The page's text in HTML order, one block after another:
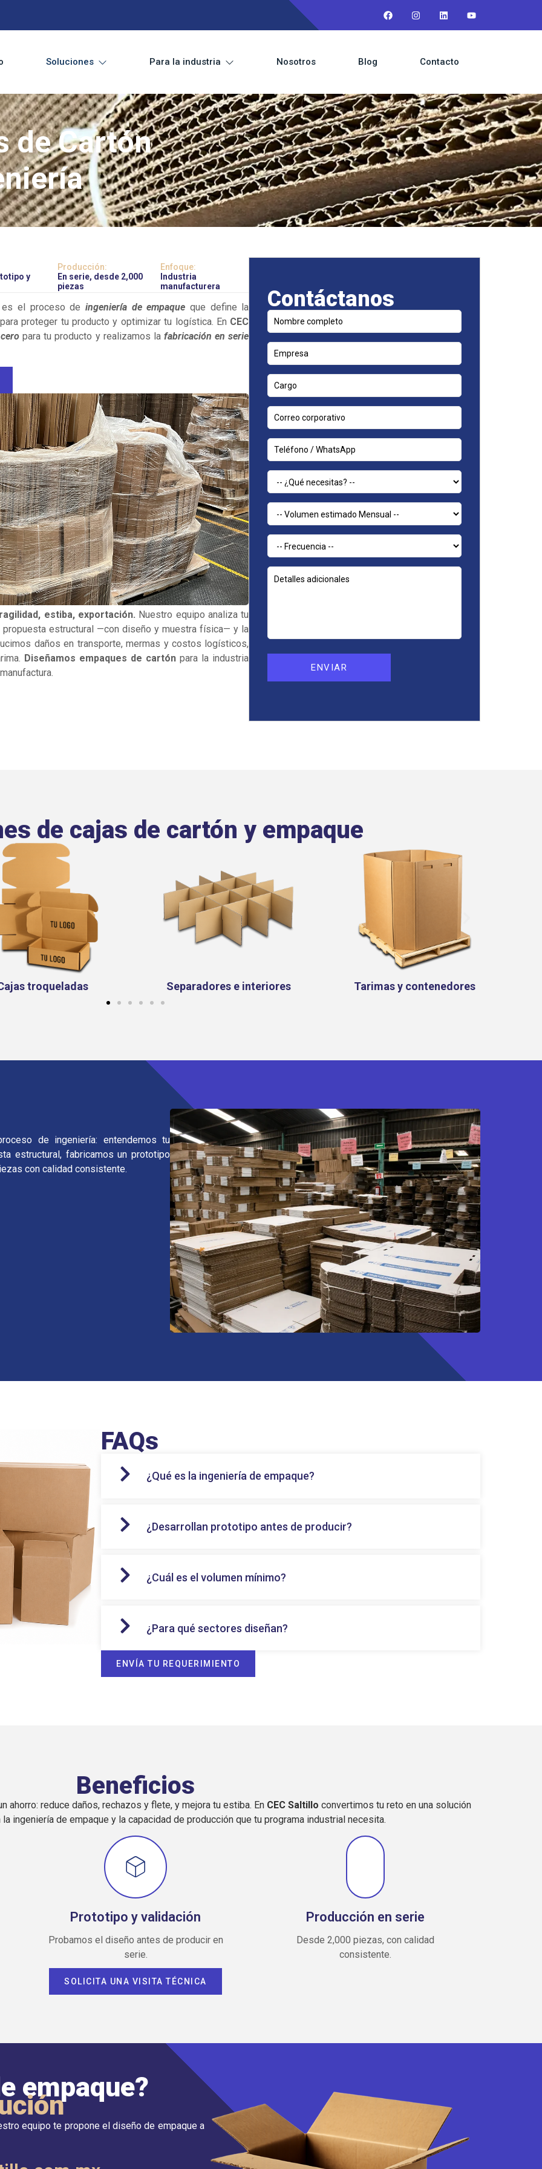
Soluciones Para la industria Nosotros Blog Contacto
de Cartón
y
Producción:
En serie, desde 2,000
piezas
Enfoque:
Industria
manufacturera
es el proceso de ingeniería de empaque que define la
proteger tu producto y optimizar tu logística. En CEC
para tu producto y realizamos lafabricación en serie
estiba, exportación. Nuestro equipo analiza tu
estructural —con diseño y muestra física— y la
daños en transporte, mermas y costos logísticos,
Diseñamos empaques de cartón para la industria
Contáctanos
de cajas de cartón y empaque
e interiores Tarimas y contenedores Exhibidores
de ingeniería: entendemos tu
estructural, fabricamos un prototipo
con calidad consistente.
FAQs
¿Qué es la ingeniería de empaque?
¿Desarrollan prototipo antes de producir?
¿Cuál es el volumen mínimo?
¿Para qué sectores diseñan?
ENVÍA TU REQUERIMIENTO
Beneficios
ahorro: reduce daños, rechazos y flete, y mejora tu estiba. En CEC Saltillo convertimos tu reto en una solución
ingeniería de empaque y la capacidad de producción que tu programa industrial necesita.
Prototipo y validación
Probamos el diseño antes de producir en
serie.
Producción en serie
Desde 2,000 piezas, con calidad
consistente.
SOLICITA UNA VISITA TÉCNICA
empaque?
equipo te propone el diseño de empaque a